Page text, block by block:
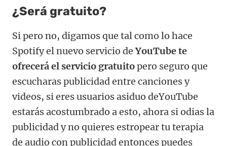
¿Será gratuito?
Si pero no, digamos que tal como lo hace
Spotify el nuevo servicio deYouTube te
ofrecerá el servicio gratuitopero seguro que
escucharas publicidad entre canciones y
videos, si eres usuarios asiduo deYouTube
estarás acostumbrado a esto, ahora si odias la
publicidad y no quieres estropear tu terapia
de audio con publicidad entonces puedes